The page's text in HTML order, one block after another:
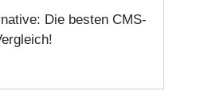
Die besten CMS-